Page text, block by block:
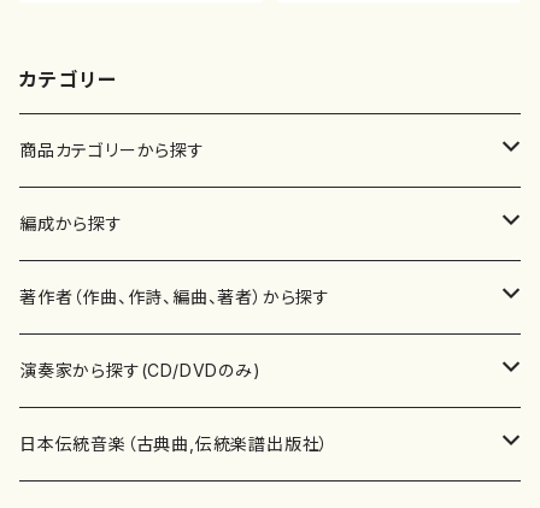
カテゴリー
商品カテゴリーから探す
楽譜
書籍
書籍
テキストブック
CD・DVD
チケット
編成から探す
邦楽器
箏・琴（ソロ）
箏・琴（合奏）
合唱
混声合唱
歌・声
著作者（作曲、作詩、編曲、著者）から探す
あ行
青木省三(アオキ ショウゾウ)
か行
演奏家から探す(CD/DVDのみ)
邦楽（箏、三味線、尺八等）演奏家
日本伝統音楽（古典曲,伝統楽譜出版社）